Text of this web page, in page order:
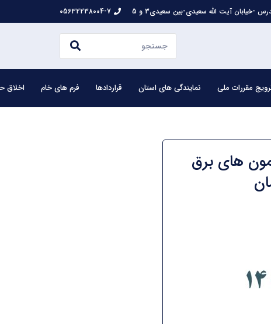
-خیابان آیت الله سعیدی-بین سعیدی3 و 5 05632238004-7
مقررات ملی نمایندگی های استان قراردادها فرم های خام اخلاق
های برق